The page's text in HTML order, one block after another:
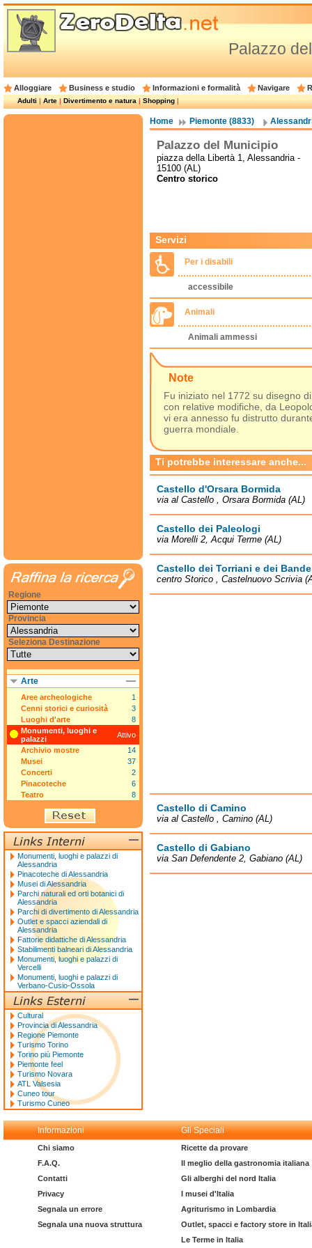
Palazzo
Alloggiare Business e studio Informazioni e formalità Navigare
Adulti|Arte|Divertimento e natura|Shopping|
Home Piemonte (8833)
Palazzo del Municipio
piazza della Libertà 1, Alessandria -
15100 (AL)
Centro storico
Servizi
Per i disabili
accessibile
Animali
Animali ammessi
Note
Fu iniziato nel 1772 su disegno
con relative modifiche, da
vi era annesso fu distrutto
guerra mondiale.
Ti potrebbe interessare anche...
Castello d'Orsara Bormida
via al Castello , Orsara Bormida (AL)
Castello dei Paleologi
via Morelli 2, Acqui Terme (AL)
Castello dei Torriani e dei
centro Storico , Castelnuovo Scrivia
Castello di Camino
via al Castello , Camino (AL)
Castello di Gabiano
via San Defendente 2, Gabiano (AL)
Regione
Provincia
Seleziona Destinazione
Arte
Aree archeologiche
1
Cenni storici e curiosità
3
Luoghi d'arte
8
Monumenti, luoghi e
palazzi
Attivo
Archivio mostre
14
Musei
37
Concerti
2
Pinacoteche
6
Teatro
8
Monumenti, luoghi e palazzi di
Alessandria
Pinacoteche di Alessandria
Musei di Alessandria
Parchi naturali ed orti botanici di
Alessandria
Parchi di divertimento di Alessandria
Outlet e spacci aziendali di
Alessandria
Fattorie didattiche di Alessandria
Stabilimenti balneari di Alessandria
Monumenti, luoghi e palazzi di
Vercelli
Monumenti, luoghi e palazzi di
Verbano-Cusio-Ossola
Cultural
Provincia di Alessandria
Regione Piemonte
Turismo Torino
Torino più Piemonte
Piemonte feel
Turismo Novara
ATL Valsesia
Cuneo tour
Turismo Cuneo
Informazioni Gli Speciali
Chi siamo
F.A.Q.
Contatti
Privacy
Segnala un errore
Segnala una nuova struttura
Ricette da provare
Il meglio della gastronomia italiana
Gli alberghi del nord Italia
I musei d'Italia
Agriturismo in Lombardia
Outlet, spacci e factory store in
Le Terme in Italia